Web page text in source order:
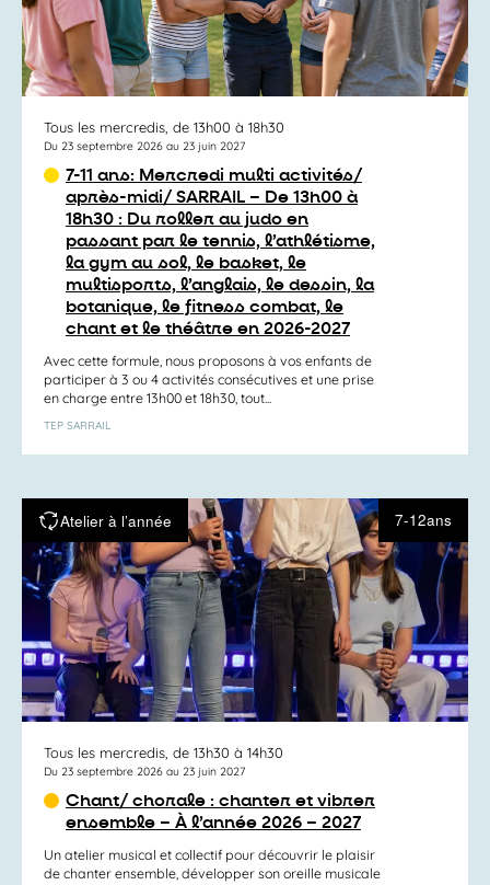
Tous les mercredis, de 13h00 à 18h30
Du 23 septembre 2026 au 23 juin 2027
7-11 ans: Mercredi multi activités/
après-midi/ SARRAIL – De 13h00 à
18h30 : Du roller au judo en
passant par le tennis, l’athlétisme,
la gym au sol, le basket, le
multisports, l’anglais, le dessin, la
botanique, le fitness combat, le
chant et le théâtre en 2026-2027
Avec cette formule, nous proposons à vos enfants de
participer à 3 ou 4 activités consécutives et une prise
en charge entre 13h00 et 18h30, tout...
TEP SARRAIL
Atelier à l’année 7-12ans
Tous les mercredis, de 13h30 à 14h30
Du 23 septembre 2026 au 23 juin 2027
Chant/ chorale : chanter et vibrer
ensemble – À l’année 2026 – 2027
Un atelier musical et collectif pour découvrir le plaisir
de chanter ensemble, développer son oreille musicale